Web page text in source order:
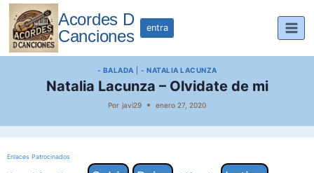
Saltar
contenido
Acordes D
Canciones
entra
- BALADA - NATALIA LACUNZA
Natalia Lacunza – Olvidate de mi
Por javi29 enero 27, 2020
Enlaces Patrocinados